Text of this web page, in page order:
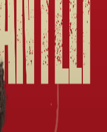
Up Gösterisi
Stand Up